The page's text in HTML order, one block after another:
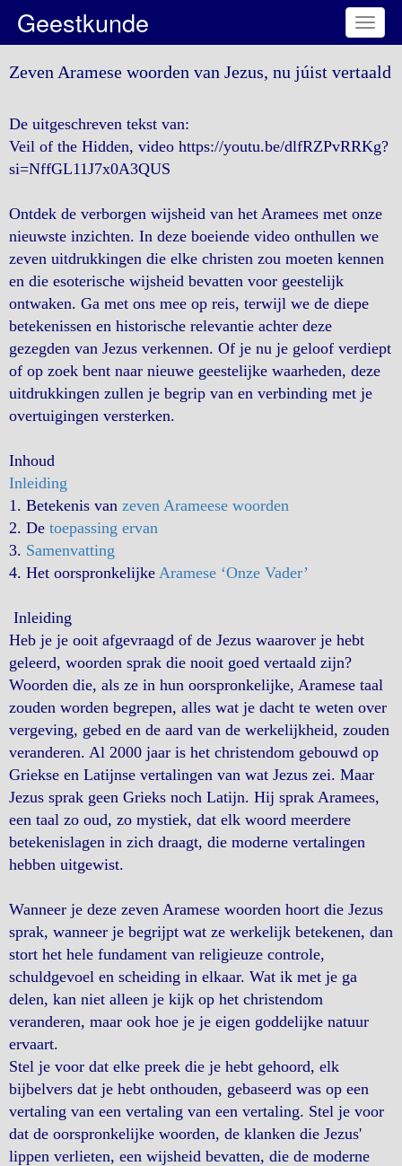
Toggle
Geestkunde
Zeven Aramese woorden van Jezus, nu júist vertaald
De uitgeschreven tekst van:
Veil of the Hidden, video https://youtu.be/dlfRZPvRRKg?
si=NffGL11J7x0A3QUS
Ontdek de verborgen wijsheid van het Aramees met onze
nieuwste inzichten. In deze boeiende video onthullen we
zeven uitdrukkingen die elke christen zou moeten kennen
en die esoterische wijsheid bevatten voor geestelijk
ontwaken. Ga met ons mee op reis, terwijl we de diepe
betekenissen en historische relevantie achter deze
gezegden van Jezus verkennen. Of je nu je geloof verdiept
of op zoek bent naar nieuwe geestelijke waarheden, deze
uitdrukkingen zullen je begrip van en verbinding met je
overtuigingen versterken.
Inhoud
Inleiding
1. Betekenis van zeven Arameese woorden
2. De toepassing ervan
3. Samenvatting
4. Het oorspronkelijke Aramese ‘Onze Vader’
Inleiding
Heb je je ooit afgevraagd of de Jezus waarover je hebt
geleerd, woorden sprak die nooit goed vertaald zijn?
Woorden die, als ze in hun oorspronkelijke, Aramese taal
zouden worden begrepen, alles wat je dacht te weten over
vergeving, gebed en de aard van de werkelijkheid, zouden
veranderen. Al 2000 jaar is het christendom gebouwd op
Griekse en Latijnse vertalingen van wat Jezus zei. Maar
Jezus sprak geen Grieks noch Latijn. Hij sprak Aramees,
een taal zo oud, zo mystiek, dat elk woord meerdere
betekenislagen in zich draagt, ​​die moderne vertalingen
hebben uitgewist.
Wanneer je deze zeven Aramese woorden hoort die Jezus
sprak, wanneer je begrijpt wat ze werkelijk betekenen, dan
stort het hele fundament van religieuze controle,
schuldgevoel en scheiding in elkaar. Wat ik met je ga
delen, kan niet alleen je kijk op het christendom
veranderen, maar ook hoe je je eigen goddelijke natuur
ervaart.
Stel je voor dat elke preek die je hebt gehoord, elk
bijbelvers dat je hebt onthouden, gebaseerd was op een
vertaling van een vertaling van een vertaling. Stel je voor
dat de oorspronkelijke woorden, de klanken die Jezus'
lippen verlieten, een wijsheid bevatten, die de moderne